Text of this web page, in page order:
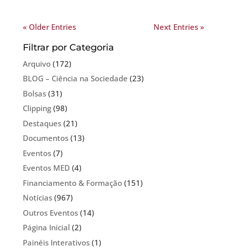
« Older Entries Next Entries »
Filtrar por Categoria
Arquivo(172)
BLOG – Ciência na Sociedade (23)
Bolsas(31)
Clipping(98)
Destaques(21)
Documentos(13)
Eventos(7)
Eventos MED (4)
Financiamento & Formação(151)
Notícias(967)
Outros Eventos(14)
Página Inicial (2)
Painéis Interativos(1)